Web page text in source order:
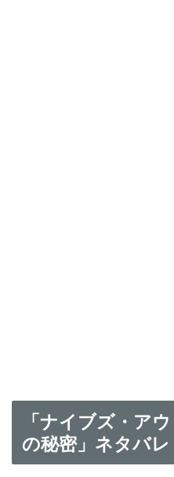
「ナイブズ・ア
の秘密」ネタバレ